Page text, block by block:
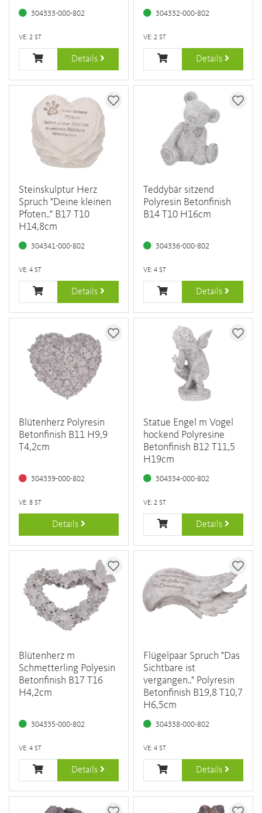
304333-000-802
VE: 2 ST
Details
304332-000-802
VE: 2 ST
Details
Steinskulptur Herz
Spruch "Deine kleinen
Pfoten.." B17 T10
H14,8cm
304341-000-802
VE: 4 ST
Details
Teddybär sitzend
Polyresin Betonfinish
B14 T10 H16cm
304336-000-802
VE: 4 ST
Details
Blütenherz Polyresin
Betonfinish B11 H9,9
T4,2cm
304339-000-802
VE: 8 ST
Details
Statue Engel m Vogel
hockend Polyresine
Betonfinish B12 T11,5
H19cm
304334-000-802
VE: 2 ST
Details
Blütenherz m
Schmetterling Polyesin
Betonfinish B17 T16
H4,2cm
304335-000-802
VE: 4 ST
Details
Flügelpaar Spruch "Das
Sichtbare ist
vergangen.." Polyresin
Betonfinish B19,8 T10,7
H6,5cm
304338-000-802
VE: 4 ST
Details